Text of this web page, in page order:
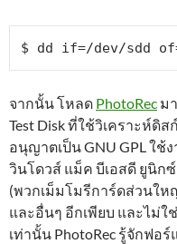
จากนั้น โหลด PhotoRec ม
Test Disk ที่ใช้วิเคราะห์ดิ
อนุญาตเป็น GNU GPL ใ
วินโดวส์ แม็ค บีเอสดี ยูนิก
(พวกเม็มโมรีการ์ดส่วนใหญ่
และอื่นๆ อีกเพียบ และไม่ใ
เท่านั้น PhotoRec รู้จักฟอ